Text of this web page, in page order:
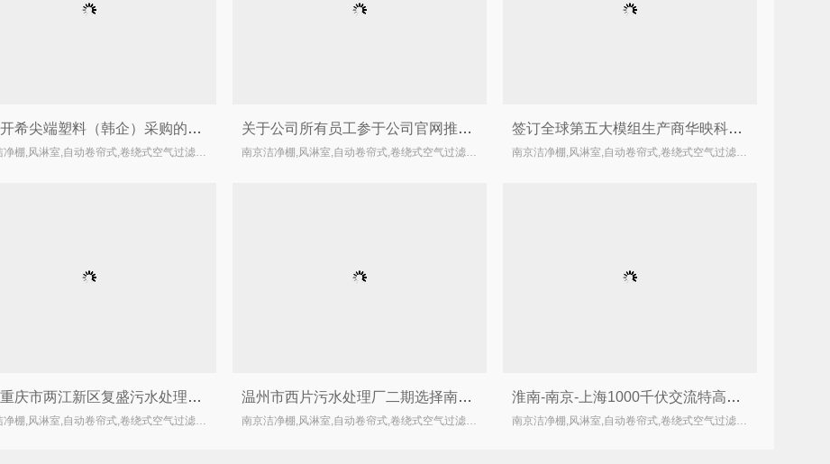
爱思开希尖端塑料（韩企）采购的法兰连接型自动卷帘过滤器的通过验收 关于公司所有员工参于公司官网推广的通知 签订全球第五大模组生产商华映科技（集团）福建华佳彩14台自动卷帘空气过滤器合同
签订重庆市两江新区复盛污水处理厂一期工程鼓风机新风自动卷帘空气过滤器
南京洁净棚,风淋室,自动卷帘式,卷绕式空气过滤器厂家
温州市西片污水处理厂二期选择南京伊希欧Ecolead自动卷绕式过滤器
南京洁净棚,风淋室,自动卷帘式,卷绕式空气过滤器厂家
淮南-南京-上海1000千伏交流特高压输变电工程使用南京伊希欧Ecolead风淋室
南京洁净棚,风淋室,自动卷帘式,卷绕式空气过滤器厂家